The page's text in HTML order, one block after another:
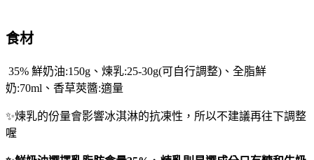
食材
35% 鮮奶油:150g、煉乳:25-30g(可自行調整)、全脂鮮
奶:70ml、香草莢醬:適量
✨煉乳的份量會影響冰淇淋的抗凍性，所以不建議再往下調整
喔